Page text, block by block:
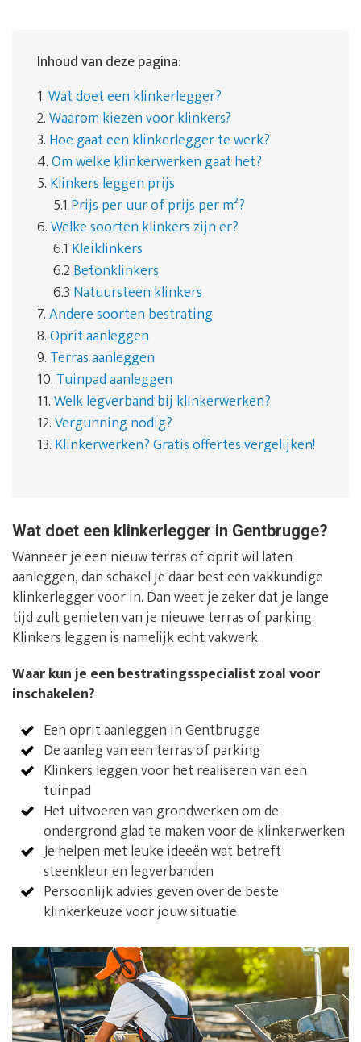
Inhoud van deze pagina:
1.Wat doet een klinkerlegger?
2.Waarom kiezen voor klinkers?
3. Hoe gaat een klinkerlegger te werk?
4.Om welke klinkerwerken gaat het?
5. Klinkers leggen prijs
5.1 Prijs per uur of prijs per m²?
6.Welke soorten klinkers zijn er?
6.1 Kleiklinkers
6.2Betonklinkers
6.3 Natuursteen klinkers
7.Andere soorten bestrating
8.Oprit aanleggen
9. Terras aanleggen
10. Tuinpad aanleggen
11.Welk legverband bij klinkerwerken?
12.Vergunning nodig?
13. Klinkerwerken? Gratis offertes vergelijken!
Wat doet een klinkerlegger in Gentbrugge?
Wanneer je een nieuw terras of oprit wil laten
aanleggen, dan schakel je daar best een vakkundige
klinkerlegger voor in. Dan weet je zeker dat je lange
tijd zult genieten van je nieuwe terras of parking.
Klinkers leggen is namelijk echt vakwerk.
Waar kun je een bestratingsspecialist zoal voor
inschakelen?
Een oprit aanleggen in Gentbrugge
De aanleg van een terras of parking
Klinkers leggen voor het realiseren van een
tuinpad
Het uitvoeren van grondwerken om de
ondergrond glad te maken voor de klinkerwerken
Je helpen met leuke ideeën wat betreft
steenkleur en legverbanden
Persoonlijk advies geven over de beste
klinkerkeuze voor jouw situatie